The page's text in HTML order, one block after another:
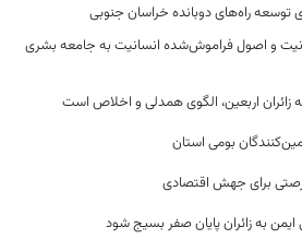
و اصول فراموش‌شده انسانیت به جامعه بشری
اربعین، الگوی همدلی و اخلاص است
بومی استان
برای جهش اقتصادی
به زائران پایان صفر بسیج شود